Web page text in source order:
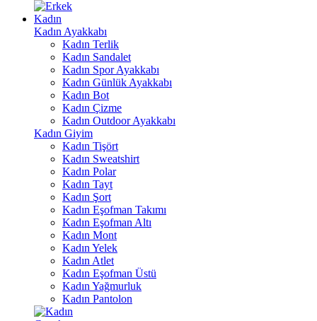
Kadın
Kadın Ayakkabı
Kadın Terlik
Kadın Sandalet
Kadın Spor Ayakkabı
Kadın Günlük Ayakkabı
Kadın Bot
Kadın Çizme
Kadın Outdoor Ayakkabı
Kadın Giyim
Kadın Tişört
Kadın Sweatshirt
Kadın Polar
Kadın Tayt
Kadın Şort
Kadın Eşofman Takımı
Kadın Eşofman Altı
Kadın Mont
Kadın Yelek
Kadın Atlet
Kadın Eşofman Üstü
Kadın Yağmurluk
Kadın Pantolon